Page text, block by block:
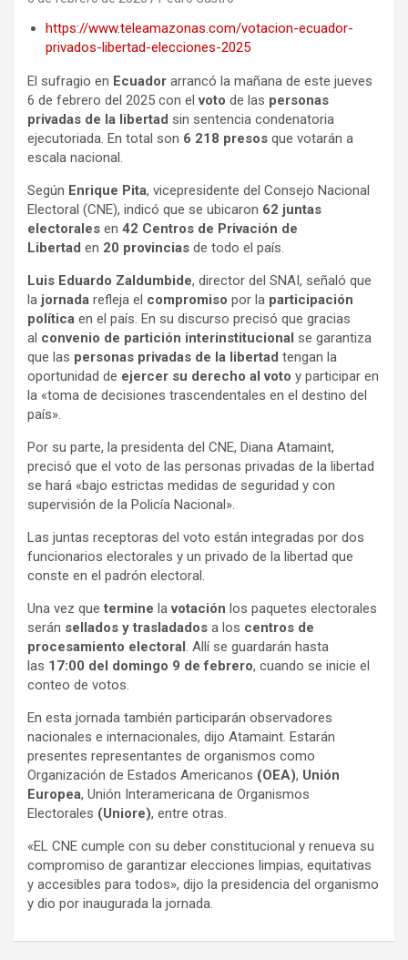
https://www.teleamazonas.com/votacion-ecuador-
privados-libertad-elecciones-2025
El sufragio en Ecuador arrancó la mañana de este jueves
6 de febrero del 2025 con elvoto de las personas
privadas de la libertad sin sentencia condenatoria
ejecutoriada. En total son 6 218 presos que votarán a
escala nacional.
Según Enrique Pita, vicepresidente del Consejo Nacional
Electoral (CNE), indicó que se ubicaron 62 juntas
electorales en 42 Centros de Privación de
Libertad en 20 provincias de todo el país.
Luis Eduardo Zaldumbide, director del SNAI, señaló que
la jornada refleja el compromiso por la participación
política en el país. En su discurso precisó que gracias
al convenio de partición interinstitucional se garantiza
que las personas privadas de la libertad tengan la
oportunidad de ejercer su derecho al voto y participar en
la «toma de decisiones trascendentales en el destino del
país».
Por su parte, la presidenta del CNE, Diana Atamaint,
precisó que el voto de las personas privadas de la libertad
se hará «bajo estrictas medidas de seguridad y con
supervisión de la Policía Nacional».
Las juntas receptoras del voto están integradas por dos
funcionarios electorales y un privado de la libertad que
conste en el padrón electoral.
Una vez quetermine lavotación los paquetes electorales
serán sellados y trasladados a los centros de
procesamiento electoral. Allí se guardarán hasta
las 17:00 del domingo 9 de febrero, cuando se inicie el
conteo de votos.
En esta jornada también participarán observadores
nacionales e internacionales, dijo Atamaint. Estarán
presentes representantes de organismos como
Organización de Estados Americanos (OEA), Unión
Europea, Unión Interamericana de Organismos
Electorales (Uniore), entre otras.
«EL CNE cumple con su deber constitucional y renueva su
compromiso de garantizar elecciones limpias, equitativas
y accesibles para todos», dijo la presidencia del organismo
y dio por inaugurada la jornada.